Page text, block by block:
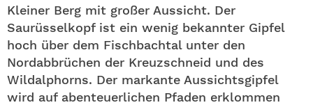
Kleiner Berg mit großer Aussicht. Der
Saurüsselkopf ist ein wenig bekannter Gipfel
hoch über dem Fischbachtal unter den
Nordabbrüchen der Kreuzschneid und des
Wildalphorns. Der markante Aussichtsgipfel
wird auf abenteuerlichen Pfaden erklommen